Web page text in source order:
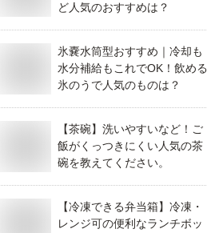
ど人気のおすすめは？
氷嚢水筒型おすすめ｜冷却も
水分補給もこれでOK！飲める
氷のうで人気のものは？
【茶碗】洗いやすいなど！ご
飯がくっつきにくい人気の茶
碗を教えてください。
【冷凍できる弁当箱】冷凍・
レンジ可の便利なランチボッ